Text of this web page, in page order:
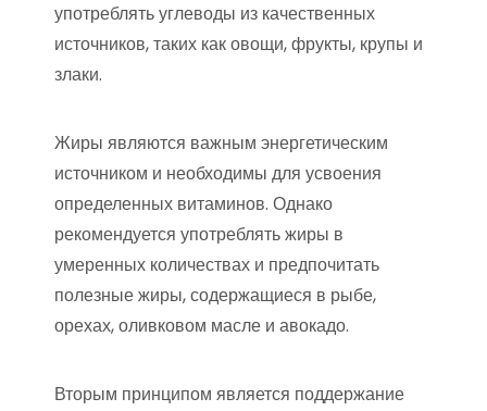
употреблять углеводы из качественных
источников, таких как овощи, фрукты, крупы и
злаки.
Жиры являются важным энергетическим
источником и необходимы для усвоения
определенных витаминов. Однако
рекомендуется употреблять жиры в
умеренных количествах и предпочитать
полезные жиры, содержащиеся в рыбе,
орехах, оливковом масле и авокадо.
Вторым принципом является поддержание